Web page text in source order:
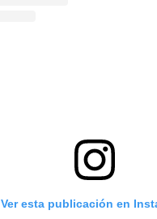
Ver esta publicación en